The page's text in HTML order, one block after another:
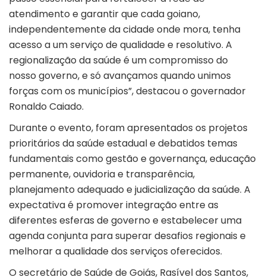
atendimento e garantir que cada goiano,
independentemente da cidade onde mora, tenha
acesso a um serviço de qualidade e resolutivo. A
regionalização da saúde é um compromisso do
nosso governo, e só avançamos quando unimos
forças com os municípios”, destacou o governador
Ronaldo Caiado.
Durante o evento, foram apresentados os projetos
prioritários da saúde estadual e debatidos temas
fundamentais como gestão e governança, educação
permanente, ouvidoria e transparência,
planejamento adequado e judicialização da saúde. A
expectativa é promover integração entre as
diferentes esferas de governo e estabelecer uma
agenda conjunta para superar desafios regionais e
melhorar a qualidade dos serviços oferecidos.
O secretário de Saúde de Goiás, Rasível dos Santos,